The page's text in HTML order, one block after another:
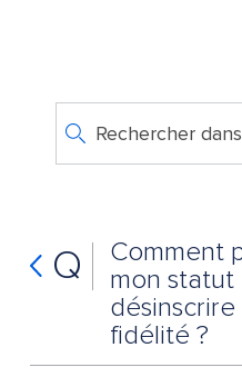
Rechercher
Q
Comment
mon
fidélité ?